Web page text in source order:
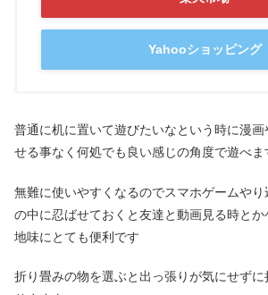
Yahooショッピング
普通に机に置いて遊びたいなという時に漫画
せる事なく何処でも良い感じの角度で遊べま
無難に使いやすくなるのでスマホゲームやり
の中に忍ばせておくと友達と動画見る時とか
地味にとても便利です
折り畳みの物を選ぶと出っ張りが気にせず